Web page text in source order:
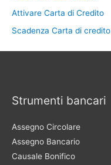
Attivare Carta di Credito
Scadenza Carta di credito
Strumenti bancari
Assegno Circolare
Assegno Bancario
Causale Bonifico